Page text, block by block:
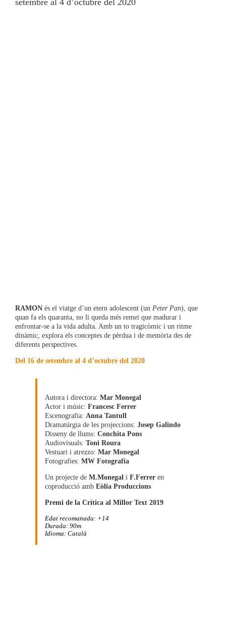
RAMON és el viatge d’un etern adolescent (un Peter Pan), que
quan fa els quaranta, no li queda més remei que madurar i
enfrontar-se a la vida adulta. Amb un to tragicòmic i un ritme
dinàmic, explora els conceptes de pèrdua i de memòria des de
diferents perspectives.
Del 16 de setembre al 4 d’octubre del 2020
Autora i directora: Mar Monegal
Actor i músic: Francesc Ferrer
Escenografia: Anna Tantull
Dramatúrgia de les projeccions: Josep Galindo
Disseny de llums: Conchita Pons
Audiovisuals: Toni Roura
Vestuari i atrezzo: Mar Monegal
Fotografies: MW Fotografia
Un projecte de M.Monegal i F.Ferrer en
coproducció amb Eòlia Produccions
Premi de la Crítica al Millor Text 2019
Edat recomanada: +14
Durada: 90m
Idioma: Català